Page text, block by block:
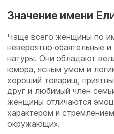
Значение имени
Чаще всего женщины по
невероятно обаятельные
натуры. Они обладают
юмора, ясным умом и
хороший товарищ,
друг и любимый член
женщины отличаются
характером и
окружающих.